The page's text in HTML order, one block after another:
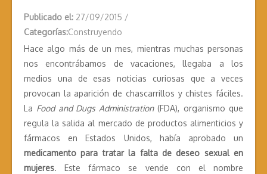
Publicado el: 27/09/2015 /
Categorías:Construyendo
Hace algo más de un mes, mientras muchas personas
nos encontrábamos de vacaciones, llegaba a los
medios una de esas noticias curiosas que a veces
provocan la aparición de chascarrillos y chistes fáciles.
La Food and Dugs Administration(FDA), organismo que
regula la salida al mercado de productos alimenticios y
fármacos en Estados Unidos, había aprobado un
medicamento para tratar la falta de deseo sexual en
mujeres. Este fármaco se vende con el nombre